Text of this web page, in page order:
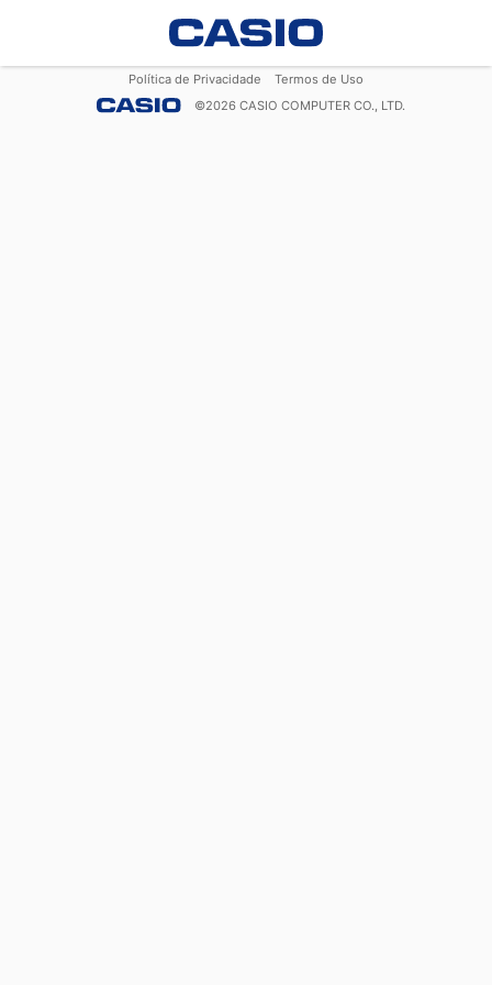
Política de Privacidade
Termos de Uso
©2026 CASIO COMPUTER CO., LTD.